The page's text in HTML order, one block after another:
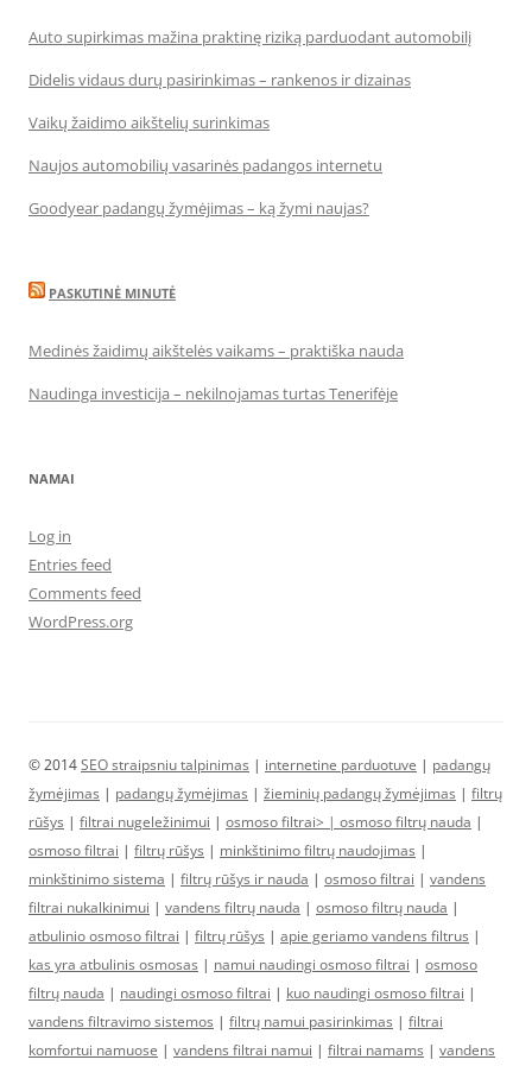
Auto supirkimas mažina praktinę riziką parduodant automobilį
Didelis vidaus durų pasirinkimas – rankenos ir dizainas
Vaikų žaidimo aikštelių surinkimas
Naujos automobilių vasarinės padangos internetu
Goodyear padangų žymėjimas – ką žymi naujas?
PASKUTINĖ MINUTĖ
Medinės žaidimų aikštelės vaikams – praktiška nauda
Naudinga investicija – nekilnojamas turtas Tenerifėje
NAMAI
Log in
Entries feed
Comments feed
WordPress.org
© 2014SEO straipsniu talpinimas | internetine parduotuve | padangų
žymėjimas | padangų žymėjimas | žieminių padangų žymėjimas | filtrų
rūšys | filtrai nugeležinimui | osmoso filtrai> | osmoso filtrų nauda |
osmoso filtrai | filtrų rūšys | minkštinimo filtrų naudojimas |
minkštinimo sistema | filtrų rūšys ir nauda | osmoso filtrai | vandens
filtrai nukalkinimui | vandens filtrų nauda | osmoso filtrų nauda |
atbulinio osmoso filtrai | filtrų rūšys | apie geriamo vandens filtrus |
kas yra atbulinis osmosas | namui naudingi osmoso filtrai | osmoso
filtrų nauda | naudingi osmoso filtrai | kuo naudingi osmoso filtrai |
vandens filtravimo sistemos | filtrų namui pasirinkimas | filtrai
komfortui namuose | vandens filtrai namui | filtrai namams | vandens